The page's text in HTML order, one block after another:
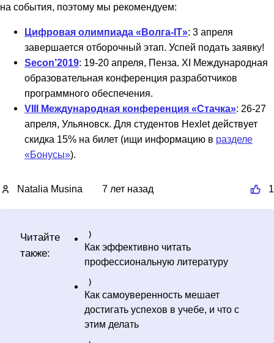
на события, поэтому мы рекомендуем:
Цифровая олимпиада «Волга-IT»: 3 апреля
завершается отборочный этап. Успей подать заявку!
Secon’2019: 19-20 апреля, Пенза. XI Международная
образовательная конференция разработчиков
программного обеспечения.
VIII Международная конференция «Стачка»: 26-27
апреля, Ульяновск. Для студентов Hexlet действует
скидка 15% на билет (ищи информацию в разделе
«Бонусы»).
Natalia Musina 7 лет назад 1
Читайте
также:
Как эффективно читать
профессиональную литературу
Как самоуверенность мешает
достигать успехов в учебе, и что с
этим делать